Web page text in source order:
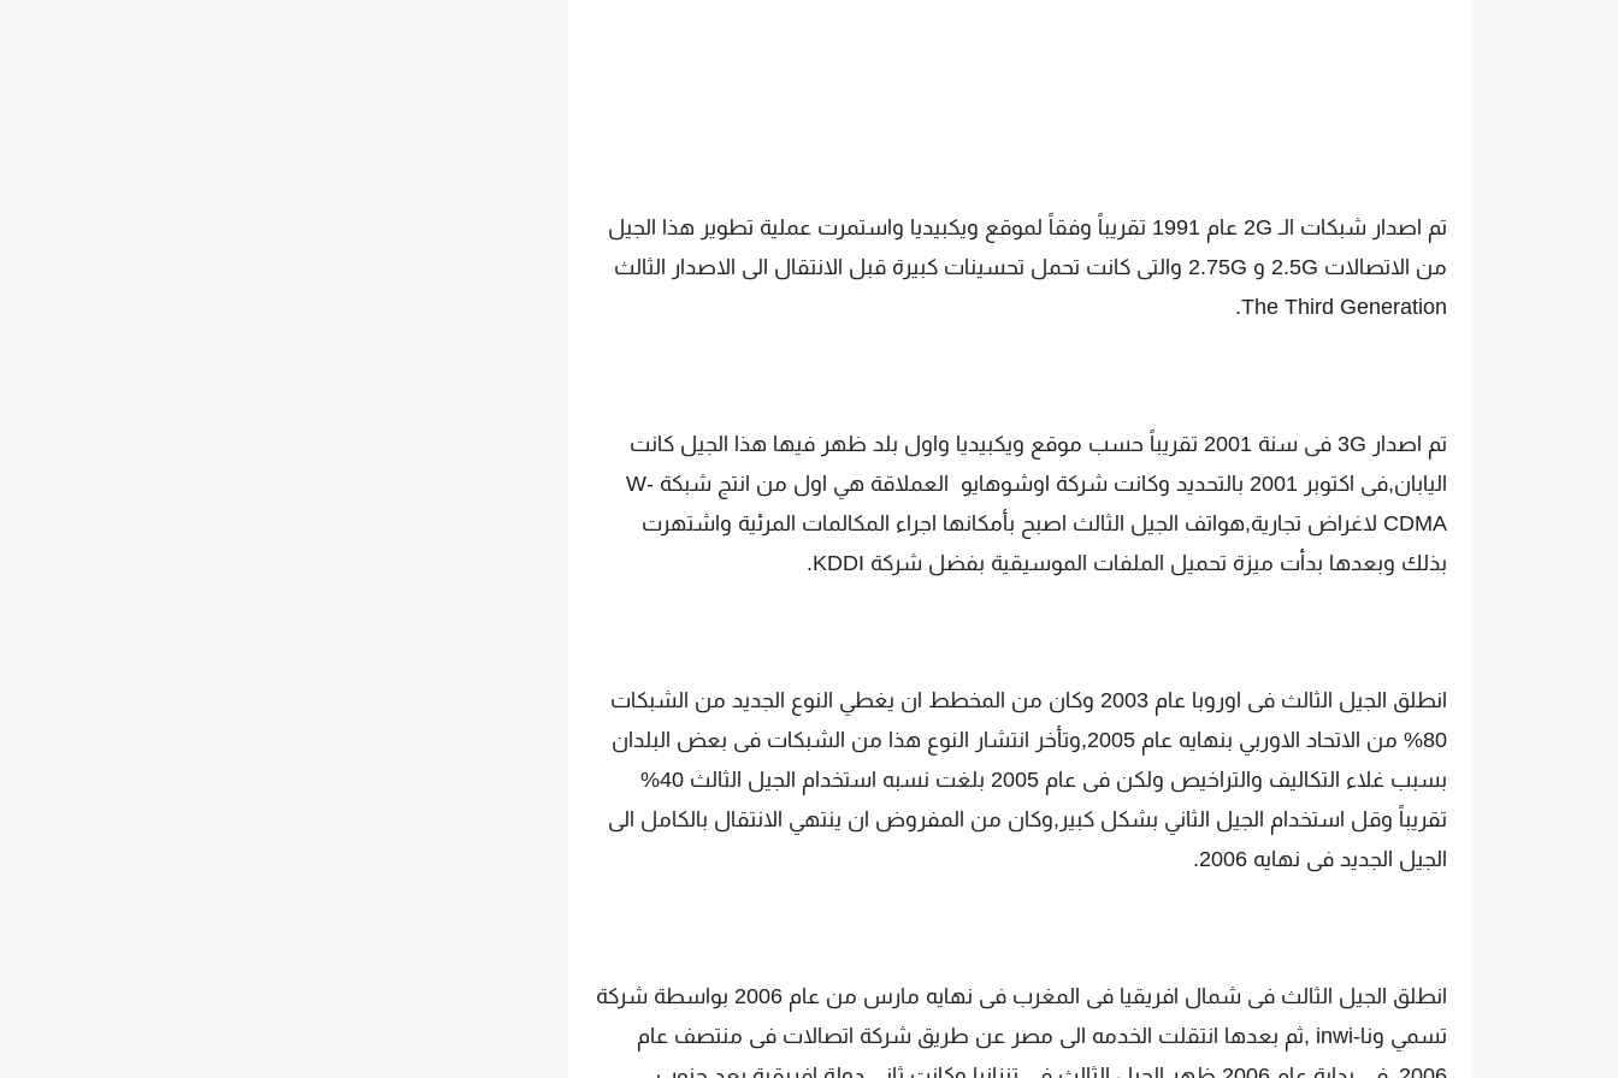
تم اصدار شبكات الـ 2G عام 1991 تقريباً وفقاً لموقع ويكبيديا واستمرت عملية تطوير هذا الجيل
من الاتصالات 2.5G و 2.75G والتى كانت تحمل تحسينات كبيرة قبل الانتقال الى الاصدار الثالث
The Third Generation.
تم اصدار 3G فى سنة 2001 تقريباً حسب موقع ويكبيديا واول بلد ظهر فيها هذا الجيل كانت
اليابان,فى اكتوبر 2001 بالتحديد وكانت شركة اوشوهايو العملاقة هي اول من انتج شبكة W-
CDMA لاغراض تجارية,هواتف الجيل الثالث اصبح بأمكانها اجراء المكالمات المرئية واشتهرت
بذلك وبعدها بدأت ميزة تحميل الملفات الموسيقية بفضل شركة KDDI.
انطلق الجيل الثالث فى اوروبا عام 2003 وكان من المخطط ان يغطي النوع الجديد من الشبكات
80% من الاتحاد الاوربي بنهايه عام 2005,وتأخر انتشار النوع هذا من الشبكات فى بعض البلدان
بسبب غلاء التكاليف والتراخيص ولكن فى عام 2005 بلغت نسبه استخدام الجيل الثالث 40%
تقريباً وقل استخدام الجيل الثاني بشكل كبير,وكان من المفروض ان ينتهي الانتقال بالكامل الى
الجيل الجديد فى نهايه 2006.
انطلق الجيل الثالث فى شمال افريقيا فى المغرب فى نهايه مارس من عام 2006 بواسطة شركة
تسمي ونا-inwi ,ثم بعدها انتقلت الخدمه الى مصر عن طريق شركة اتصالات فى منتصف عام